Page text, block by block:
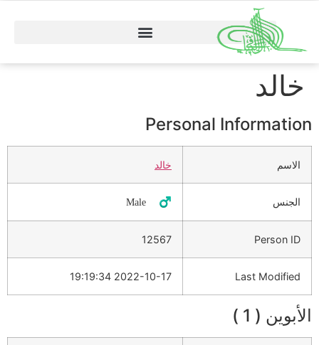
خالد
Personal Information
الاسم خالد
الجنس ♂️ Male
Person ID
12567
Last Modified
2022-10-17 19:19:34
الأبوين ( 1 )